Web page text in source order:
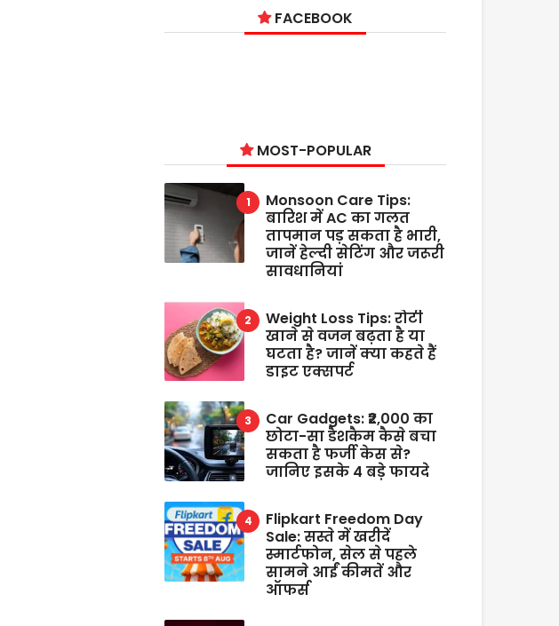
FACEBOOK
MOST-POPULAR
Monsoon Care Tips:
बारिश में AC का गलत
तापमान पड़ सकता है भारी,
जानें हेल्दी सेटिंग और जरूरी
सावधानियां
Weight Loss Tips: रोटी
खाने से वजन बढ़ता है या
घटता है? जानें क्या कहते हैं
डाइट एक्सपर्ट
Car Gadgets: ₹2,000 का
छोटा-सा डैशकैम कैसे बचा
सकता है फर्जी केस से?
जानिए इसके 4 बड़े फायदे
Flipkart Freedom Day
Sale: सस्ते में खरीदें
स्मार्टफोन, सेल से पहले
सामने आईं कीमतें और
ऑफर्स